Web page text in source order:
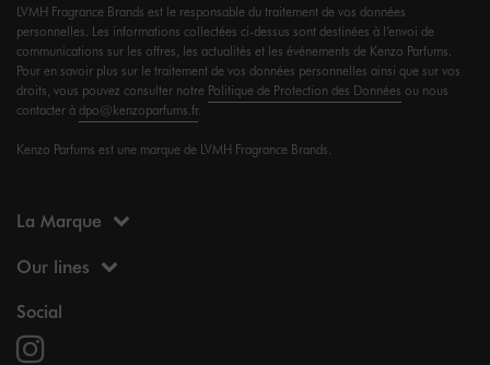
LVMH Fragrance Brands est le responsable du traitement de vos données
personnelles. Les informations collectées ci-dessus sont destinées à l’envoi de
communications sur les offres, les actualités et les événements de Kenzo Parfums.
Pour en savoir plus sur le traitement de vos données personnelles ainsi que sur vos
droits, vous pouvez consulter notre Politique de Protection des Données ou nous
contacter àdpo@kenzoparfums.fr.
Kenzo Parfums est une marque de LVMH Fragrance Brands.
La Marque
Our lines
Social